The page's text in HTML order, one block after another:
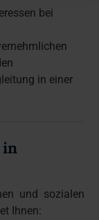
bei
in einer
in
und sozialen
Ihnen: